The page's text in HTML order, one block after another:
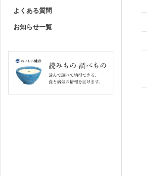
よくある質問
お知らせ一覧